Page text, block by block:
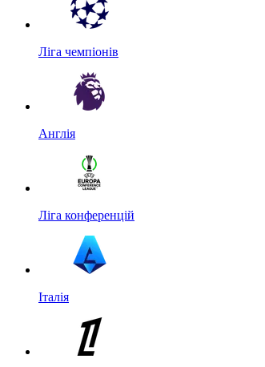
Ліга чемпіонів
Англія
Ліга конференцій
Італія